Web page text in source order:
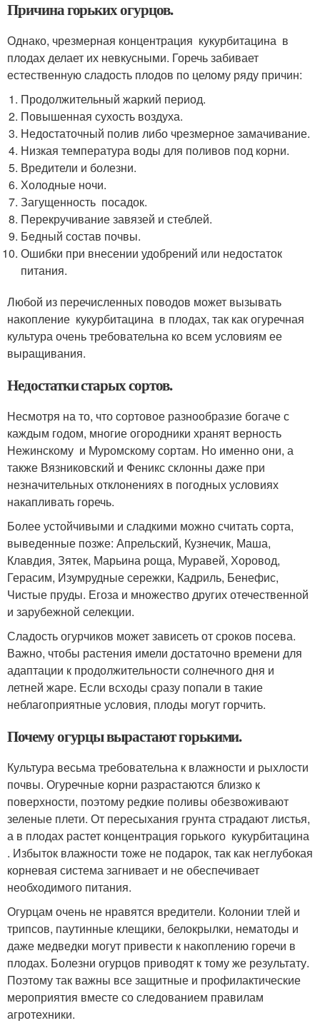
Причина горьких огурцов.
Однако, чрезмерная концентрация кукурбитацина в
плодах делает их невкусными. Горечь забивает
естественную сладость плодов по целому ряду причин:
Продолжительный жаркий период.
Повышенная сухость воздуха.
Недостаточный полив либо чрезмерное замачивание.
Низкая температура воды для поливов под корни.
Вредители и болезни.
Холодные ночи.
Загущенность посадок.
Перекручивание завязей и стеблей.
Бедный состав почвы.
Ошибки при внесении удобрений или недостаток
питания.
Любой из перечисленных поводов может вызывать
накопление кукурбитацина в плодах, так как огуречная
культура очень требовательна ко всем условиям ее
выращивания.
Недостатки старых сортов.
Несмотря на то, что сортовое разнообразие богаче с
каждым годом, многие огородники хранят верность
Нежинскому и Муромскому сортам. Но именно они, а
также Вязниковский и Феникс склонны даже при
незначительных отклонениях в погодных условиях
накапливать горечь.
Более устойчивыми и сладкими можно считать сорта,
выведенные позже: Апрельский, Кузнечик, Маша,
Клавдия, Зятек, Марьина роща, Муравей, Хоровод,
Герасим, Изумрудные сережки, Кадриль, Бенефис,
Чистые пруды. Егоза и множество других отечественной
и зарубежной селекции.
Сладость огурчиков может зависеть от сроков посева.
Важно, чтобы растения имели достаточно времени для
адаптации к продолжительности солнечного дня и
летней жаре. Если всходы сразу попали в такие
неблагоприятные условия, плоды могут горчить.
Почему огурцы вырастают горькими.
Культура весьма требовательна к влажности и рыхлости
почвы. Огуречные корни разрастаются близко к
поверхности, поэтому редкие поливы обезвоживают
зеленые плети. От пересыхания грунта страдают листья,
а в плодах растет концентрация горького кукурбитацина
. Избыток влажности тоже не подарок, так как неглубокая
корневая система загнивает и не обеспечивает
необходимого питания.
Огурцам очень не нравятся вредители. Колонии тлей и
трипсов, паутинные клещики, белокрылки, нематоды и
даже медведки могут привести к накоплению горечи в
плодах. Болезни огурцов приводят к тому же результату.
Поэтому так важны все защитные и профилактические
мероприятия вместе со следованием правилам
агротехники.